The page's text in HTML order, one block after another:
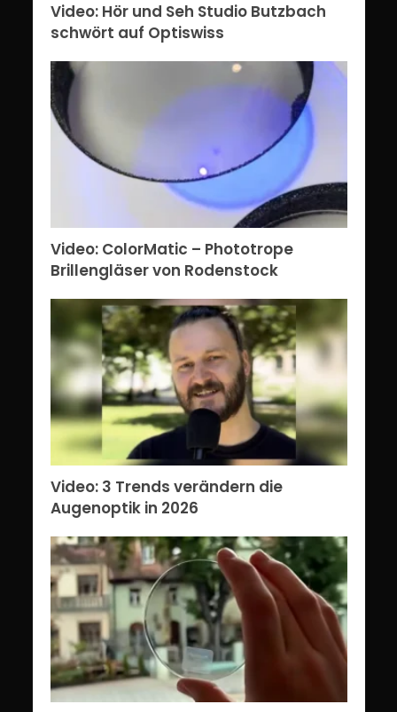
Video: Hör und Seh Studio Butzbach
schwört auf Optiswiss
Video: ColorMatic – Phototrope
Brillengläser von Rodenstock
Video: 3 Trends verändern die
Augenoptik in 2026